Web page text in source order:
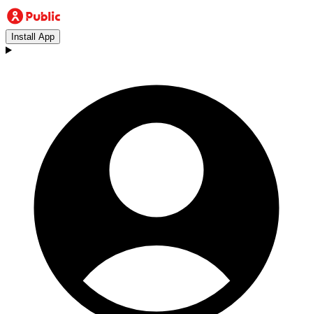
Install App